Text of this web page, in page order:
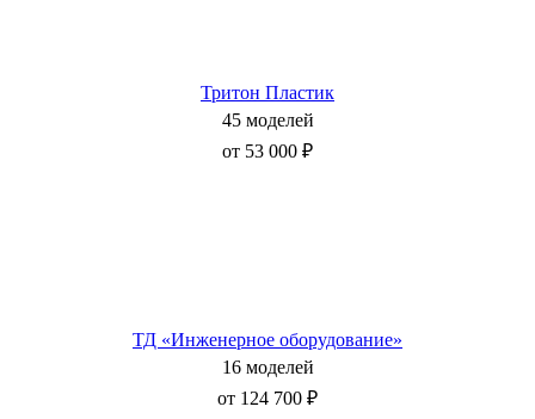
Тритон Пластик
45 моделей
от 53 000 ₽
ТД «Инженерное оборудование»
16 моделей
от 124 700 ₽